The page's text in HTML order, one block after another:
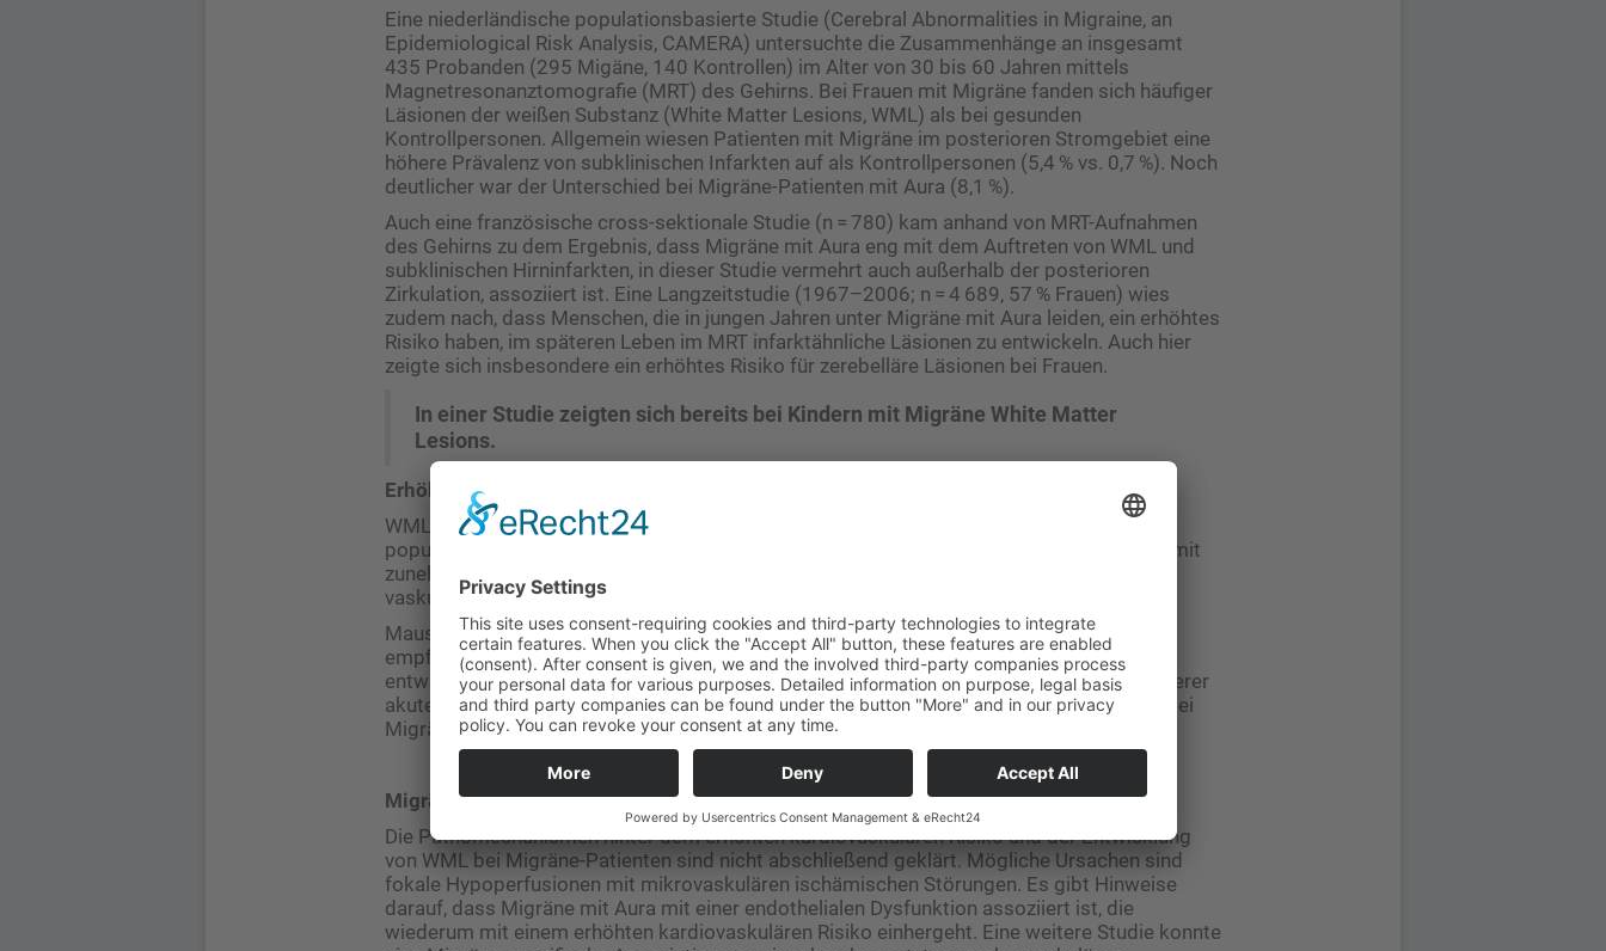
Eine niederländische populationsbasierte Studie ­(Cerebral Abnormalities in Migraine, an
Epidemiological Risk Analysis, CAMERA) untersuchte die ­Zusammenhänge an insgesamt
435 Probanden (295 Migäne, 140 Kontrollen) im Alter von 30 bis 60 Jahren mittels
Magnetresonanztomografie (MRT) des Gehirns. Bei Frauen mit Migräne fanden sich häufiger
Läsionen der weißen Substanz (White Matter Lesions, WML) als bei gesunden
Kontrollpersonen. Allgemein wiesen Patienten mit Migräne im pos­­terioren Stromgebiet eine
höhere Prävalenz von subklinischen Infarkten auf als Kontrollpersonen (5,4 % vs. 0,7 %). Noch
deutlicher war der Unterschied bei Migräne-Patienten mit Aura (8,1 %).
Auch eine französische cross-sektionale Studie (n = 780) kam anhand von MRT-Aufnahmen
des ­Gehirns zu dem Ergebnis, dass Migräne mit Aura eng mit dem Auftreten von WML und
subklinischen Hirninfarkten, in dieser Studie vermehrt auch außerhalb der posterioren
Zirkulation, assoziiert ist. Eine Langzeitstudie (1967–2006; n = 4 689, 57 % Frauen) wies
zudem nach, dass Menschen, die in jungen Jahren unter Migräne mit Aura leiden, ein erhöhtes
Risiko haben, im späteren Leben im MRT infarktähnliche Läsionen zu entwickeln. Auch hier
zeigte sich insbesondere ein erhöhtes Risiko für ­zerebelläre Läsionen bei Frauen.
In einer Studie zeigten sich bereits bei Kindern mit Migräne White Matter
Lesions.
Erhöhte Anfälligkeit für ischämische Hirnverletzungen und Schlaganfälle
WML sind ein signifikanter Prädiktor für Schlaganfälle bei Älteren: In einer
populationsbasierten Studie (n = 1 634, > 65 Jahre) stieg das Risiko eines Schlaganfalls mit
zunehmendem Ausgangsvolumen der WML signifikant an. Mit einem Risiko für andere
vaskuläre Ereignisse waren die WML nicht assoziiert.
Mausmodelle zur familiären hemiplegischen Migräne konnten zeigen, dass diese Tiere
empfindlicher gegenüber Perfusionsdefiziten sind und größere ischämische Hirninfarkte
entwickeln. Zwei Kohortenstudien untermauern diese experimentelle Beobachtung größerer
akuter Hirninfarkte und einer erhöhten Vulnerabilität des Gehirns gegenüber Ischämien bei
Migräne auch für den Menschen.
Migräne als systemische vaskuläre Erkrankung?
Die Pathomechanismen hinter dem erhöhten kardiovaskulären Risiko und der Entwicklung
von WML bei Migräne-Patienten sind nicht abschließend geklärt. Mögliche Ursachen sind
fokale Hypoperfusionen mit mikrovaskulären ischämischen Störungen. Es gibt Hinweise
darauf, dass Migräne mit Aura mit einer endothelialen Dysfunktion assoziiert ist, die
wiederum mit einem erhöhten kardiovaskulären Risiko einhergeht. Eine weitere Studie konnte